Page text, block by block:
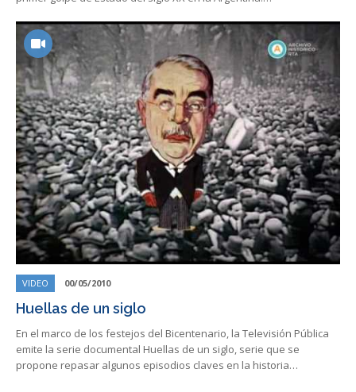
VIDEO 00/05/2010
Huellas de un siglo
En el marco de los festejos del Bicentenario, la Televisión Pública
emite la serie documental Huellas de un siglo, serie que se
propone repasar algunos episodios claves en la historia…